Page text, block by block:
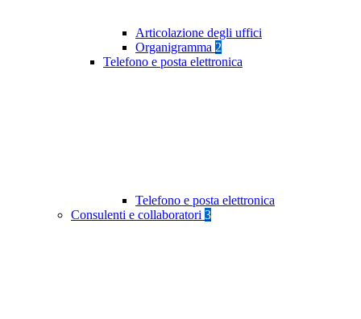
Articolazione degli uffici
Organigramma 2
Telefono e posta elettronica
Telefono e posta elettronica
Consulenti e collaboratori 3